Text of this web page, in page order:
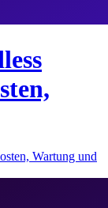
Wartung und